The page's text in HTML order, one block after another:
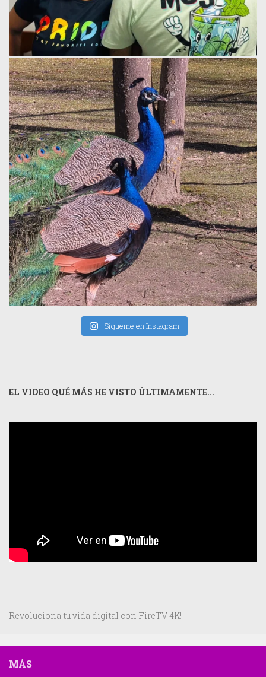
Sígueme en Instagram
EL VIDEO QUÉ MÁS HE VISTO ÚLTIMAMENTE...
Revoluciona tu vida digital con FireTV 4K!
MÁS